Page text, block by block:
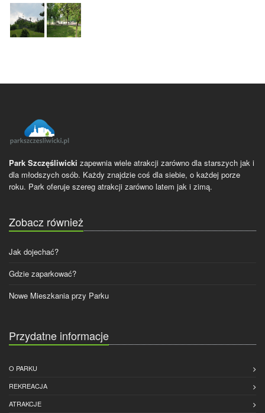
Park Szczęśliwicki zapewnia wiele atrakcji zarówno dla starszych jak i
dla młodszych osób. Każdy znajdzie coś dla siebie, o każdej porze
roku. Park oferuje szereg atrakcji zarówno latem jak i zimą.
Zobacz również
Jak dojechać?
Gdzie zaparkować?
Nowe Mieszkania przy Parku
Przydatne informacje
O PARKU
REKREACJA
ATRAKCJE